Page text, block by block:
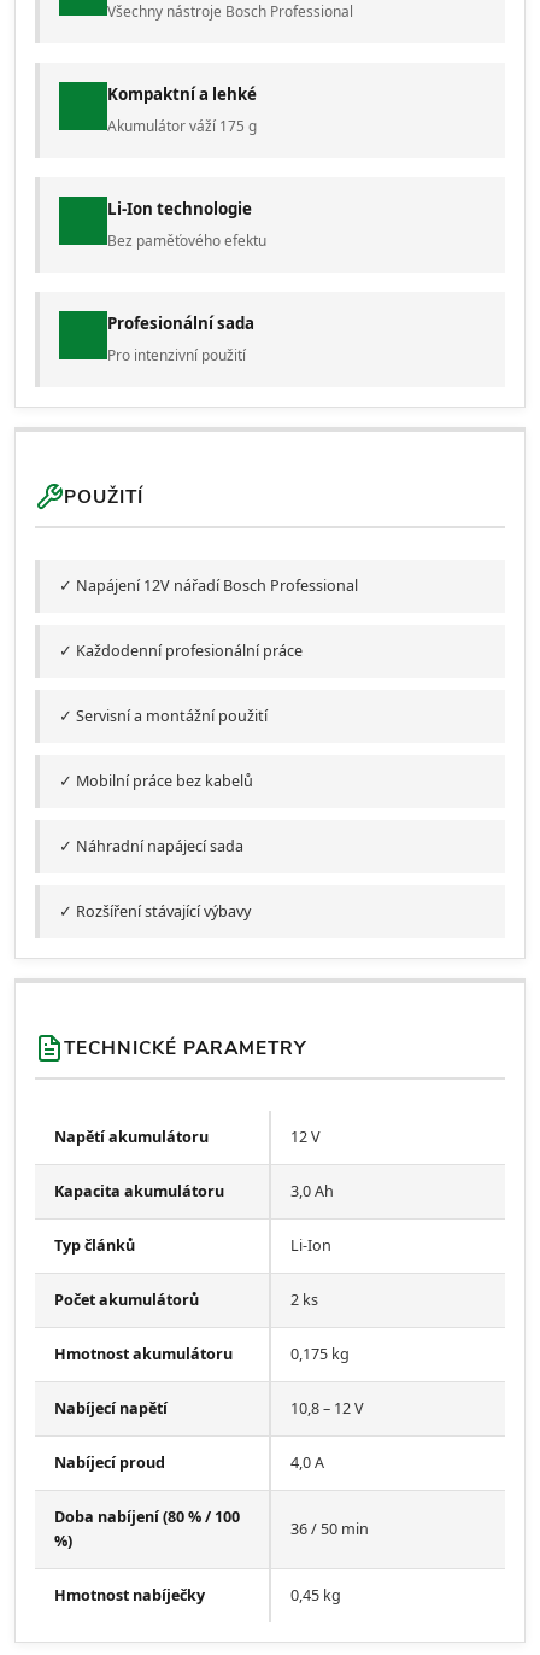
Všechny nástroje Bosch Professional
Kompaktní a lehké
Akumulátor váží 175 g
Li-Ion technologie
Bez paměťového efektu
Profesionální sada
Pro intenzivní použití
POUŽITÍ
✓ Napájení 12V nářadí Bosch Professional
✓ Každodenní profesionální práce
✓ Servisní a montážní použití
✓ Mobilní práce bez kabelů
✓ Náhradní napájecí sada
✓ Rozšíření stávající výbavy
TECHNICKÉ PARAMETRY
Napětí akumulátoru 12 V
Kapacita akumulátoru 3,0 Ah
Typ článků Li-Ion
Počet akumulátorů 2 ks
Hmotnost akumulátoru 0,175 kg
Nabíjecí napětí 10,8 – 12 V
Nabíjecí proud 4,0 A
Doba nabíjení (80 % / 100
%)
36 / 50 min
Hmotnost nabíječky 0,45 kg